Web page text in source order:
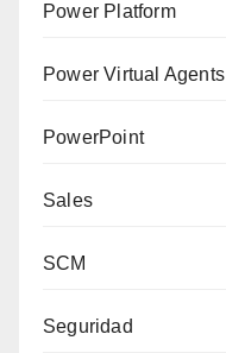
Power Platform
Power Virtual Agents
PowerPoint
Sales
SCM
Seguridad